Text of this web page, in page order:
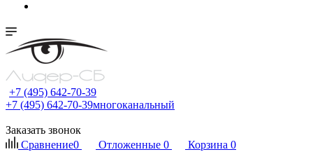
+7 (495) 642-70-39
+7 (495) 642-70-39многоканальный
Заказать звонок
Сравнение0 Отложенные 0 Корзина 0